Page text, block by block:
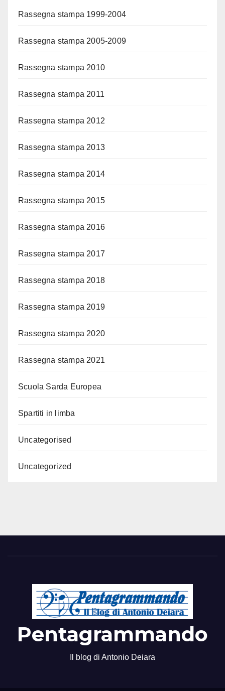
Rassegna stampa 1999-2004
Rassegna stampa 2005-2009
Rassegna stampa 2010
Rassegna stampa 2011
Rassegna stampa 2012
Rassegna stampa 2013
Rassegna stampa 2014
Rassegna stampa 2015
Rassegna stampa 2016
Rassegna stampa 2017
Rassegna stampa 2018
Rassegna stampa 2019
Rassegna stampa 2020
Rassegna stampa 2021
Scuola Sarda Europea
Spartiti in limba
Uncategorised
Uncategorized
Pentagrammando
Il blog di Antonio Deiara